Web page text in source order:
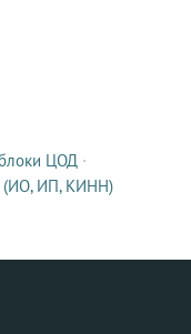
ЦОД ·
(ИО, ИП, КИНН)